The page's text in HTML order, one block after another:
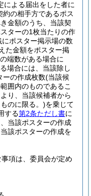
による届出をした者に
の相手方であるポス
金額のうち、当該契
ターの1枚当たりの作
ポスター掲示場の数
た金額をポスター掲
端数がある場合に
場合には、当該除し
ーの作成枚数(当該候
囲内のものであるこ
り、当該候補者から
のに限る。)を乗じて
する第2条ただし書に
当該ポスターの作成
該ポスターの作成を
項は、委員会が定め